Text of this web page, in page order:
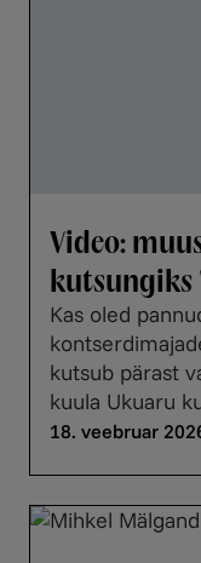
Video:
kutsungiks
Kas oled
kutsub pärast
kuula Ukuaru
18. veebruar